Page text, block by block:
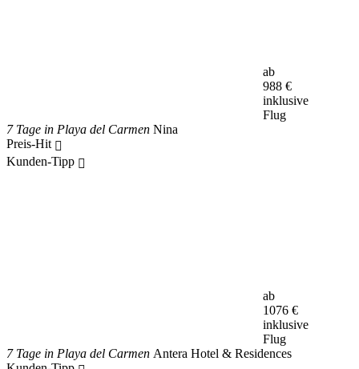
ab
988 €
inklusive
Flug
7 Tage in Playa del Carmen Nina
Preis-Hit
Kunden-Tipp
ab
1076 €
inklusive
Flug
7 Tage in Playa del Carmen Antera Hotel & Residences